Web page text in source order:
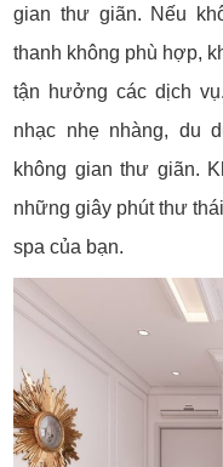
gian thư giãn. Nếu
thanh không phù hợp,
tận hưởng các dịch
nhạc nhẹ nhàng, du
không gian thư giãn.
những giây phút thư
spa của bạn.